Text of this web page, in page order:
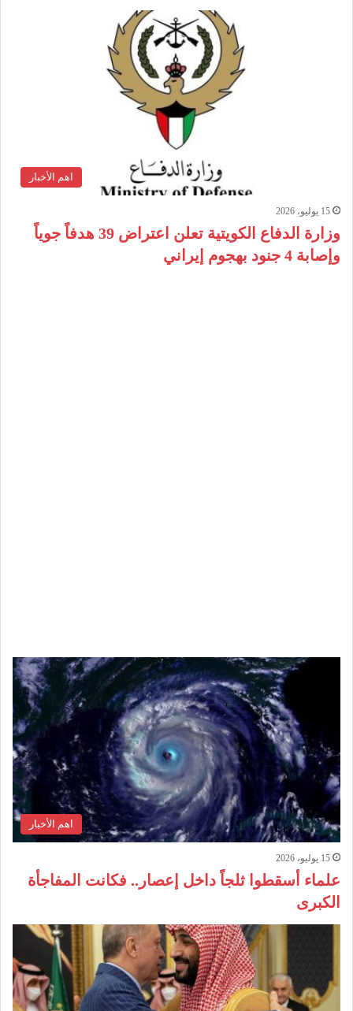
اهم الأخبار
15 يوليو، 2026
وزارة الدفاع الكويتية تعلن اعتراض 39 هدفاً جوياً
وإصابة 4 جنود بهجوم إيراني
اهم الأخبار
15 يوليو، 2026
علماء أسقطوا ثلجاً داخل إعصار.. فكانت المفاجأة
الكبرى